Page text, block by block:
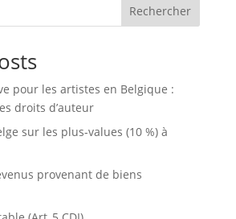
Rechercher
pour les artistes en Belgique :
droits d’auteur
sur les plus-values (10 %) à
provenant de biens